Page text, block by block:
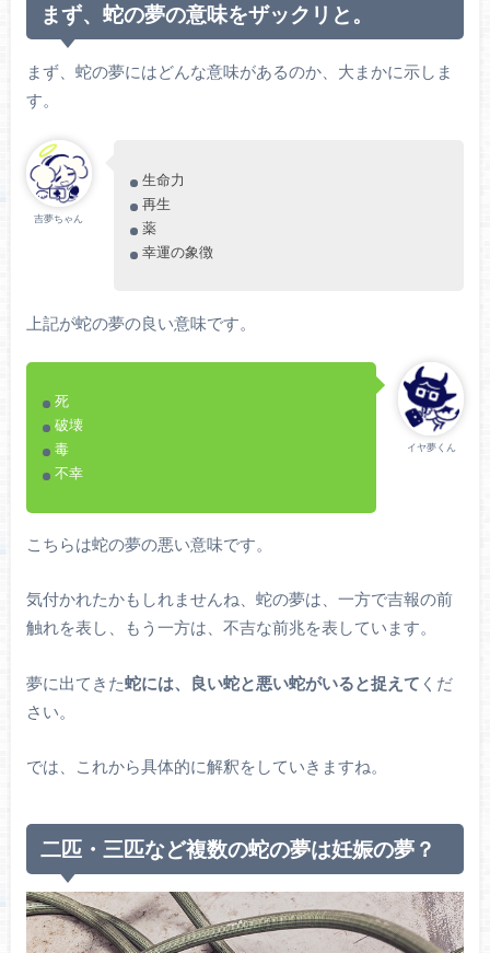
まず、蛇の夢の意味をザックリと。
まず、蛇の夢にはどんな意味があるのか、大まかに示しま
す。
吉夢ちゃん
生命力
再生
薬
幸運の象徴
上記が蛇の夢の良い意味です。
イヤ夢くん
死
破壊
毒
不幸
こちらは蛇の夢の悪い意味です。
気付かれたかもしれませんね、蛇の夢は、一方で吉報の前
触れを表し、もう一方は、不吉な前兆を表しています。
夢に出てきた蛇には、良い蛇と悪い蛇がいると捉えて くだ
さい。
では、これから具体的に解釈をしていきますね。
二匹・三匹など複数の蛇の夢は妊娠の夢？